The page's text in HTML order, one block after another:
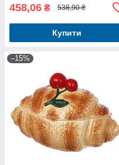
458,06 ₴ 538,90 ₴
Купити
–15%